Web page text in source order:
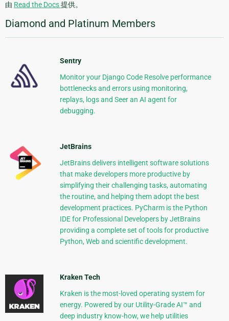
由 Read the Docs提供。
Diamond and Platinum Members
Sentry
Monitor your Django Code Resolve performance
bottlenecks and errors using monitoring,
replays, logs and Seer an AI agent for
debugging.
JetBrains
JetBrains delivers intelligent software solutions
that make developers more productive by
simplifying their challenging tasks, automating
the routine, and helping them adopt the best
development practices. PyCharm is the Python
IDE for Professional Developers by JetBrains
providing a complete set of tools for productive
Python, Web and scientific development.
Kraken Tech
Kraken is the most-loved operating system for
energy. Powered by our Utility-Grade AI™ and
deep industry know-how, we help utilities